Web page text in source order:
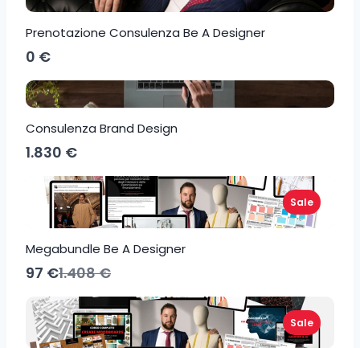
Prenotazione Consulenza Be A Designer
0 €
Consulenza Brand Design
1.830 €
Sale
Megabundle Be A Designer
97 €C
n
f
r
1.408 €
Sale